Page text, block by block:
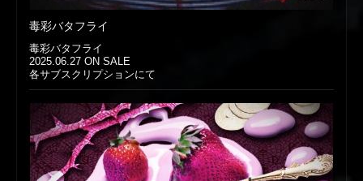
毒彩バタフライ
毒彩バタフライ
2025.06.27 ON SALE
各サブスクリプションにて